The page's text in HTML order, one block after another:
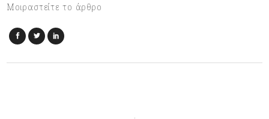
Μοιραστείτε το άρθρο